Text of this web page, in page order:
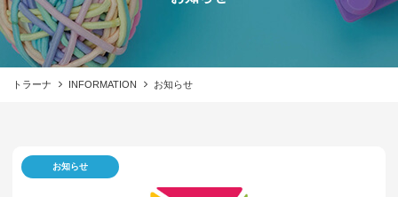
トラーナ INFORMATION お知らせ
お知らせ